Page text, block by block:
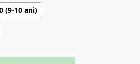
(9-10 ani)